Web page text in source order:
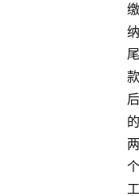
缴
纳
尾
款
后
的
两
个
工